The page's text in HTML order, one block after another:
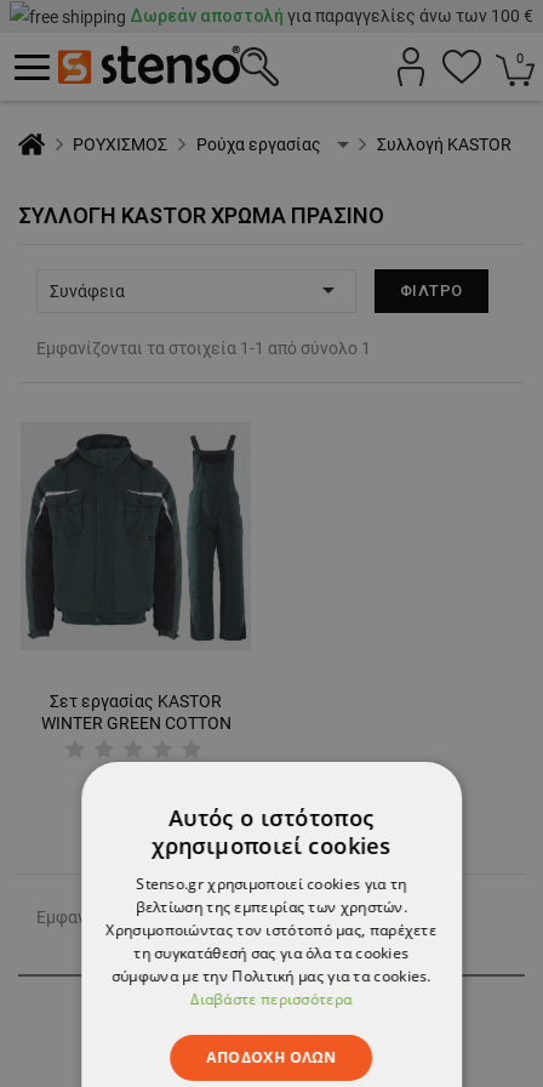
Δωρεάν αποστολή για παραγγελίες άνω των 100 €
0
ΡΟΥΧΙΣΜΟΣ Ρούχα εργασίας Συλλογή KASTOR
ΣΥΛΛΟΓΉ KASTOR ΧΡΏΜΑ ΠΡΆΣΙΝΟ
Συνάφεια  ΦΊΛΤΡΟ
Εμφανίζονται τα στοιχεία 1-1 από σύνολο 1
Σετ εργασίας KASTOR
WINTER GREEN COTTON
Εμφανίζονται τα στοιχεία 1-1 από σύνολο 1
Συνδρομή
Αυτός ο ιστότοπος
χρησιμοποιεί cookies
Stenso.gr χρησιμοποιεί cookies για τη
βελτίωση της εμπειρίας των χρηστών.
Χρησιμοποιώντας τον ιστότοπό μας, παρέχετε
τη συγκατάθεσή σας για όλα τα cookies
σύμφωνα με την Πολιτική μας για τα cookies.
Διαβάστε περισσότερα
ΑΠΟΔΟΧΉ ΌΛΩΝ